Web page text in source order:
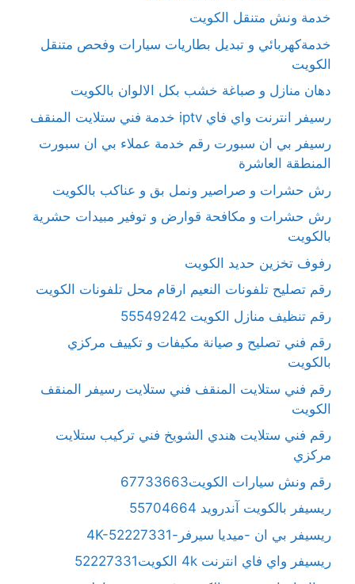
خدمة ونش متنقل الكويت
خدمةكهربائي و تبديل بطاريات سيارات وفحص متنقل
الكويت
دهان منازل و صباغة خشب بكل الالوان بالكويت
رسيفر انترنت واي فاي iptv خدمة فني ستلايت المنقف
رسيفر بي ان سبورت رقم خدمة عملاء بي ان سبورت
المنطقة العاشرة
رش حشرات و صراصير ونمل بق و عناكب بالكويت
رش حشرات و مكافحة قوارض و توفير مبيدات حشرية
بالكويت
رفوف تخزين حديد الكويت
رقم تصليح تلفونات النعيم ارقام محل تلفونات الكويت
رقم تنظيف منازل الكويت 55549242
رقم فني تصليح و صيانة مكيفات و تكييف مركزي
بالكويت
رقم فني ستلايت المنقف فني ستلايت رسيفر المنقف
الكويت
رقم فني ستلايت هندي الشويخ فني تركيب ستلايت
مركزي
رقم ونش سيارات الكويت67733663
ريسيفر بالكويت آندرويد 55704664
ريسيفر بي ان -ميديا سيرفر-4K-52227331
ريسيفر واي فاي انترنت 4k الكويت52227331